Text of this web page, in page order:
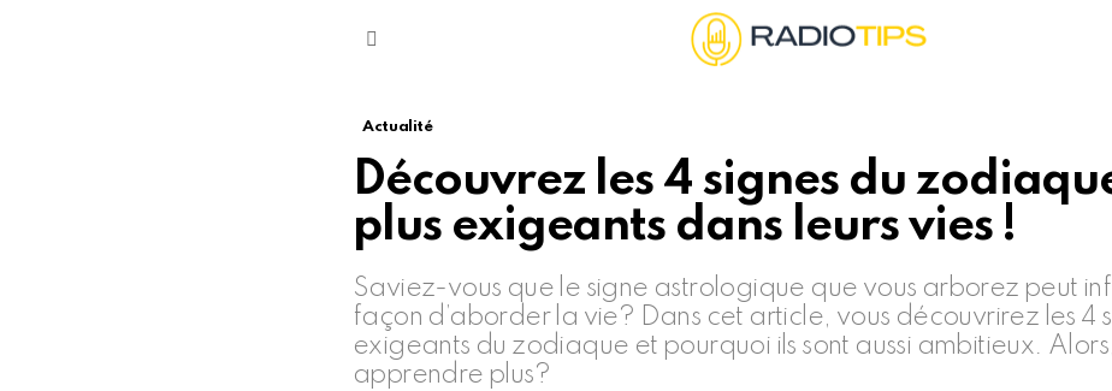
Actualité
Découvrez les 4 signes du
plus exigeants dans leurs vies !
Saviez-vous que le signe astrologique que vous arborez peut
façon d’aborder la vie? Dans cet article, vous découvrirez les 4
exigeants du zodiaque et pourquoi ils sont aussi ambitieux.
apprendre plus?